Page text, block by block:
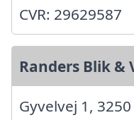
CVR: 29629587
Randers Blik &
Gyvelvej 1,